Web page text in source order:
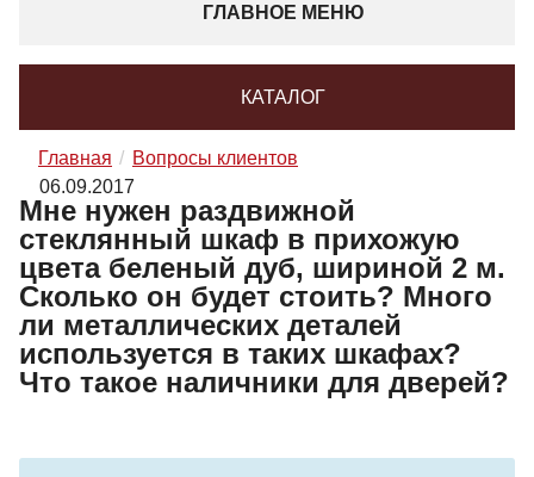
ГЛАВНОЕ МЕНЮ
КАТАЛОГ
Главная
Вопросы клиентов
06.09.2017
Мне нужен раздвижной
стеклянный шкаф в прихожую
цвета беленый дуб, шириной 2 м.
Сколько он будет стоить? Много
ли металлических деталей
используется в таких шкафах?
Что такое наличники для дверей?